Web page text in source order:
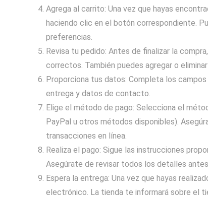
Agrega al carrito: Una vez que hayas
haciendo clic en el botón correspondiente.
preferencias.
Revisa tu pedido: Antes de finalizar la
correctos. También puedes agregar o
Proporciona tus datos: Completa los
entrega y datos de contacto.
Elige el método de pago: Selecciona el
PayPal u otros métodos disponibles).
transacciones en línea.
Realiza el pago: Sigue las instrucciones
Asegúrate de revisar todos los detalles
Espera la entrega: Una vez que hayas
electrónico. La tienda te informará sobre el